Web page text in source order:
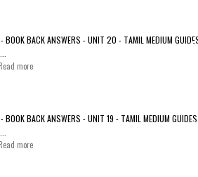
BOOK BACK ANSWERS - UNIT 20 - TAMIL MEDIUM
more
BOOK BACK ANSWERS - UNIT 19 - TAMIL MEDIUM GUIDES
more